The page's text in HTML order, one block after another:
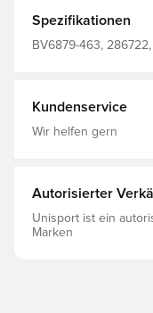
Spezifikationen
BV6879-463,
Kundenservice
Wir helfen gern
Autorisierter
Unisport ist ein
Marken